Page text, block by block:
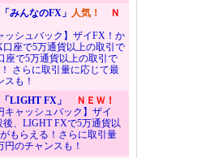
みんなのFX」 人気！
Ｎ
ッシュバック】ザイFX！か
口座で5万通貨以上の取引で
座で5万通貨以上の取引で
さらに取引量に応じて最
スも！
LIGHT FX」
ＮＥＷ！
キャッシュバック】ザイ
、LIGHT FXで5万通貨以
がもらえる！さらに取引量
円のチャンスも！